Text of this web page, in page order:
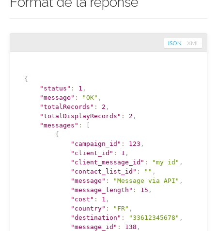
JSON XML
{
"status" : 1 ,
"message" : "OK" ,
"totalRecords" : 2 ,
"totalDisplayRecords" : 2 ,
"messages" :
{
"campaign_id" : 123 ,
"client_id" : 1 ,
"client_message_id" : "my id" ,
"contact_list_id" : "" ,
"message" : "Message via API" ,
"message_length" : 15 ,
"cost" : 1 ,
"country" : "FR" ,
"destination" : "33612345678" ,
"message_id" : 138 ,